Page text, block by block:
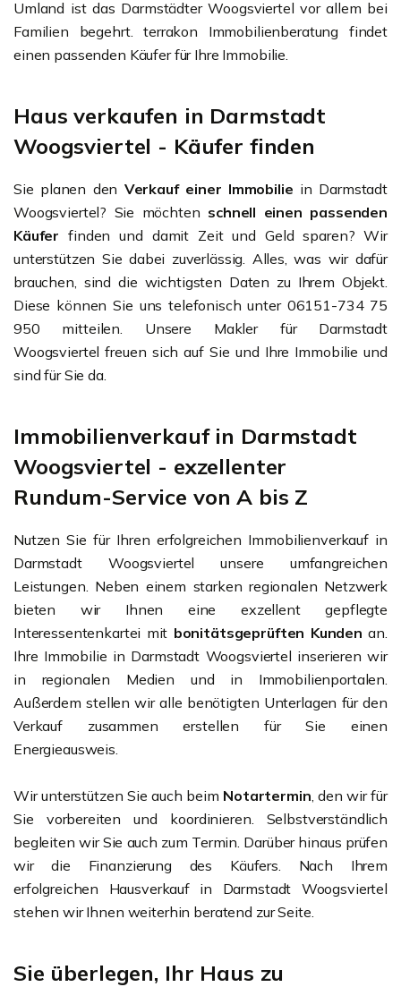
Umland ist das Darmstädter Woogsviertel vor allem bei
Familien begehrt. terrakon Immobilienberatung findet
einen passenden Käufer für Ihre Immobilie.
Haus verkaufen in Darmstadt
Woogsviertel - Käufer finden
Sie planen den Verkauf einer Immobilie in Darmstadt
Woogsviertel? Sie möchten schnell einen passenden
Käufer finden und damit Zeit und Geld sparen? Wir
unterstützen Sie dabei zuverlässig. Alles, was wir dafür
brauchen, sind die wichtigsten Daten zu Ihrem Objekt.
Diese können Sie uns telefonisch unter 06151-734 75
950 mitteilen. Unsere Makler für Darmstadt
Woogsviertel freuen sich auf Sie und Ihre Immobilie und
sind für Sie da.
Immobilienverkauf in Darmstadt
Woogsviertel - exzellenter
Rundum-Service von A bis Z
Nutzen Sie für Ihren erfolgreichen Immobilienverkauf in
Darmstadt Woogsviertel unsere umfangreichen
Leistungen. Neben einem starken regionalen Netzwerk
bieten wir Ihnen eine exzellent gepflegte
Interessentenkartei mit bonitätsgeprüften Kunden an.
Ihre Immobilie in Darmstadt Woogsviertel inserieren wir
in regionalen Medien und in Immobilienportalen.
Außerdem stellen wir alle benötigten Unterlagen für den
Verkauf zusammen erstellen für Sie einen
Energieausweis.
Wir unterstützen Sie auch beim Notartermin, den wir für
Sie vorbereiten und koordinieren. Selbstverständlich
begleiten wir Sie auch zum Termin. Darüber hinaus prüfen
wir die Finanzierung des Käufers. Nach Ihrem
erfolgreichen Hausverkauf in Darmstadt Woogsviertel
stehen wir Ihnen weiterhin beratend zur Seite.
Sie überlegen, Ihr Haus zu